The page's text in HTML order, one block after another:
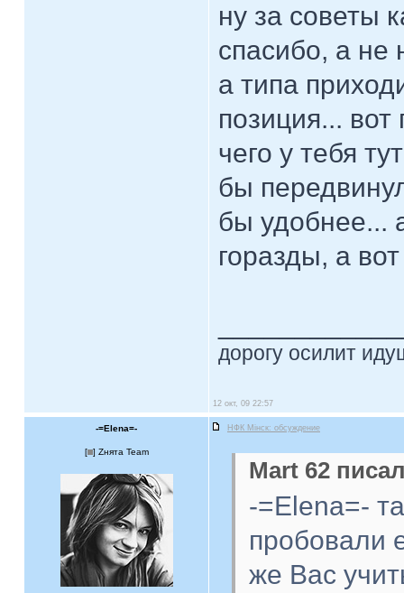
ну за советы
спасибо, а не
а типа
позиция... вот
чего у тебя
бы
бы удобнее...
горазды, а
дорогу осилит
12 окт, 09 22:57
-=Elena=- НФК Мiнск: обсуждение
[ ] Zнята Team
Mart 62
-=Elena=-
пробовали
же Вас